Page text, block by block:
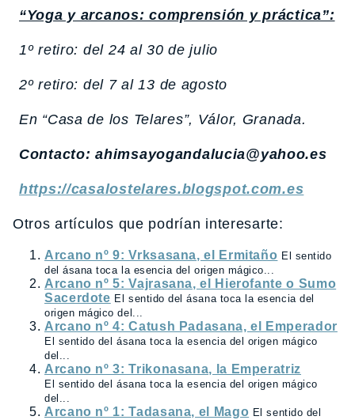
“Yoga y arcanos: comprensión y práctica”:
1º retiro: del 24 al 30 de julio
2º retiro: del 7 al 13 de agosto
En “Casa de los Telares”, Válor, Granada.
Contacto: ahimsayogandalucia@yahoo.es
https://casalostelares.blogspot.com.es
Otros artículos que podrían interesarte:
Arcano nº 9: Vrksasana, el Ermitaño El sentido
del ásana toca la esencia del origen mágico...
Arcano nº 5: Vajrasana, el Hierofante o Sumo
Sacerdote El sentido del ásana toca la esencia del
origen mágico del...
Arcano nº 4: Catush Padasana, el Emperador
El sentido del ásana toca la esencia del origen mágico
del...
Arcano nº 3: Trikonasana, la Emperatriz
El sentido del ásana toca la esencia del origen mágico
del...
Arcano nº 1: Tadasana, el Mago El sentido del